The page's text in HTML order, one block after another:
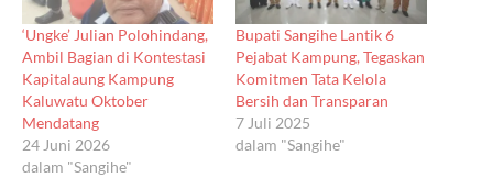
‘Ungke’ Julian Polohindang,
Ambil Bagian di Kontestasi
Kapitalaung Kampung
Kaluwatu Oktober
Mendatang
24 Juni 2026
dalam "Sangihe"
Bupati Sangihe Lantik 6
Pejabat Kampung, Tegaskan
Komitmen Tata Kelola
Bersih dan Transparan
7 Juli 2025
dalam "Sangihe"